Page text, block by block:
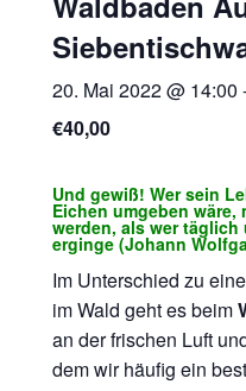
20. Mai 2022 @ 14:00
€40,00
Und gewiß! Wer sein
Eichen umgeben wäre,
werden, als wer
erginge(Johann
Im Unterschied zu
im Wald geht es beim
an der frischen Luft
dem wir häufig ein